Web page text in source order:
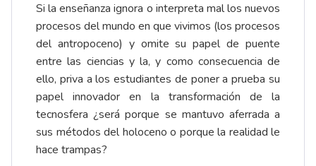
Si la enseñanza ignora o interpreta mal los nuevos
procesos del mundo en que vivimos (los procesos
del antropoceno) y omite su papel de puente
entre las ciencias y la, y como consecuencia de
ello, priva a los estudiantes de poner a prueba su
papel innovador en la transformación de la
tecnosfera ¿será porque se mantuvo aferrada a
sus métodos del holoceno o porque la realidad le
hace trampas?